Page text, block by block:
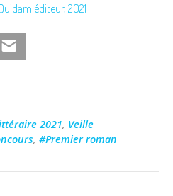
éditeur, 2021
2021, Veille
, #Premier roman